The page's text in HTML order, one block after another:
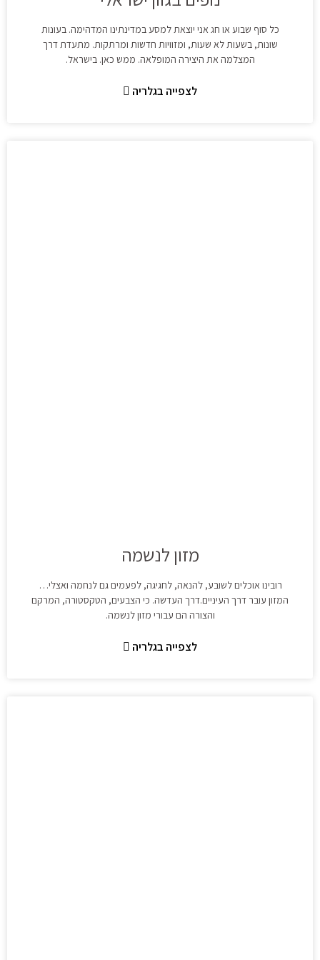
כל סוף שבוע או חג אני יוצאת למסע במדינתינו המדהימה. בעונות
שונות, בשעות לא שעות, ומזוויות חדשות ומרתקות. מתעדת דרך
המצלמה את היצירה המופלאה. ממש כאן. בישראל.
לצפייה בגלריה
מזון לנשמה
רובינו אוכלים לשובע, להנאה, לחגיגה, לפעמים גם לנחמה ואצלי…
המזון עובר דרך העיניים.דרך העדשה. כי הצבעים, הטקסטורה, המרקם
והצורה הם עבורי מזון לנשמה.
לצפייה בגלריה